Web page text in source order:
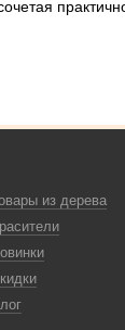
из дерева